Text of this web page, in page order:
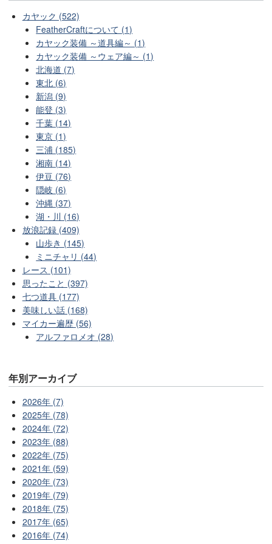
カヤック (522)
FeatherCraftについて (1)
カヤック装備 ～道具編～ (1)
カヤック装備 ～ウェア編～ (1)
北海道 (7)
東北 (6)
新潟 (9)
能登 (3)
千葉 (14)
東京 (1)
三浦 (185)
湘南 (14)
伊豆 (76)
隠岐 (6)
沖縄 (37)
湖・川 (16)
放浪記録 (409)
山歩き (145)
ミニチャリ (44)
レース (101)
思ったこと (397)
七つ道具 (177)
美味しい話 (168)
マイカー遍歴 (56)
アルファロメオ (28)
年別アーカイブ
2026年 (7)
2025年 (78)
2024年 (72)
2023年 (88)
2022年 (75)
2021年 (59)
2020年 (73)
2019年 (79)
2018年 (75)
2017年 (65)
2016年 (74)